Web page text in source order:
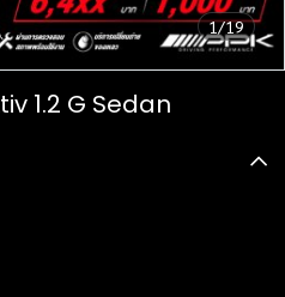
1/19
1.2 G Sedan